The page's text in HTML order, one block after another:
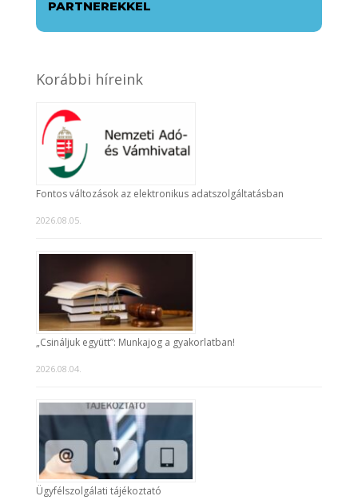
PARTNEREKKEL
Korábbi híreink
Fontos változások az elektronikus adatszolgáltatásban
2026.08.05.
„Csináljuk együtt”: Munkajog a gyakorlatban!
2026.08.04.
Ügyfélszolgálati tájékoztató